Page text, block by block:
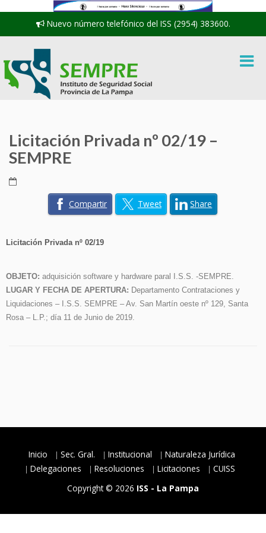
Nuevo número telefónico del ISS (2954) 383600.
Licitación Privada nº 02/19 –
SEMPRE
Compartir Tweet Share
Licitación Privada nº 02/19
OBJETO: adquisición software y hardware paral I.S.S. -SEMPRE.
LUGAR Y FECHA DE APERTURA: Departamento Contrataciones y
Liquidaciones – I.S.S. SEMPRE – Av. San Martín oeste nº 129, Santa
Rosa – L.P.; día 11 de Junio de 2019.
Inicio Sec. Gral. Institucional
Naturaleza Jurídica
Delegaciones
Resoluciones Licitaciones
CUISS
Copyright © 2026 ISS - La Pampa